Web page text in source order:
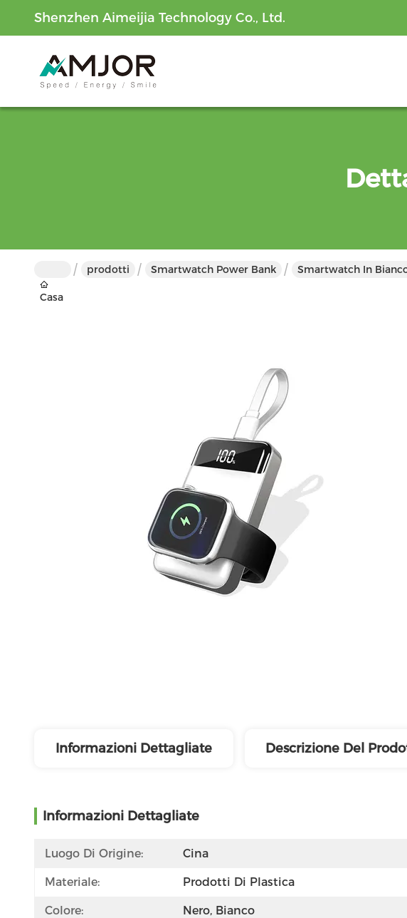
Shenzhen Aimeijia Technology Co., Ltd.
Casa
prodotti Smartwatch Power Bank Smartwatch In
Informazioni Dettagliate Descrizione Del
Informazioni Dettagliate
Luogo Di Origine: Cina
Materiale: Prodotti Di Plastica
Colore: Nero, Bianco